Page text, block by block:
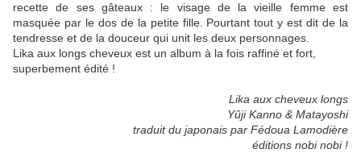
recette de ses gâteaux : le visage de la vieille femme est
masquée par le dos de la petite fille. Pourtant tout y est dit de la
tendresse et de la douceur qui unit les deux personnages.
Lika aux longs cheveux est un album à la fois raffiné et fort,
superbement édité !
Lika aux cheveux longs
Yûji Kanno & Matayoshi
traduit du japonais par Fédoua Lamodière
éditions nobi nobi !